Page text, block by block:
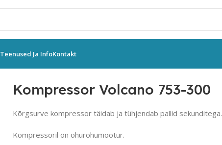
Teenused Ja InfoKontakt
Kompressor Volcano 753-300
Kõrgsurve kompressor täidab ja tühjendab pallid sekunditega.
Kompressoril on õhurõhumõõtur.